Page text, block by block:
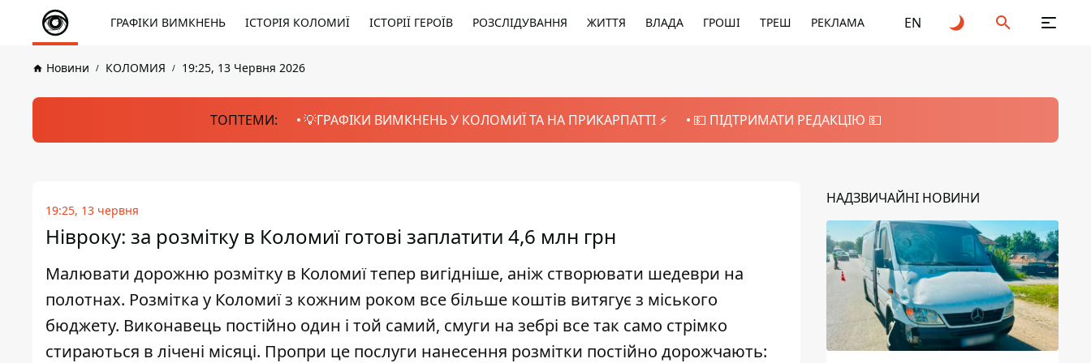
ГРАФІКИ ВИМКНЕНЬ ІСТОРІЯ КОЛОМИЇ ІСТОРІЇ ГЕРОЇВ РОЗСЛІДУВАННЯ ЖИТТЯ ВЛАДА ГРОШІ ТРЕШ РЕКЛАМА EN
Новини КОЛОМИЯ 19:25, 13 Червня 2026
ТОПТЕМИ: 💡ГРАФІКИ ВИМКНЕНЬ У КОЛОМИЇ ТА НА ПРИКАРПАТТІ ⚡️ 💵 ПІДТРИМАТИ РЕДАКЦІЮ 💵
19:25, 13 червня
Нівроку: за розмітку в Коломиї готові заплатити 4,6 млн грн
Малювати дорожню розмітку в Коломиї тепер вигідніше, аніж створювати шедеври на
полотнах. Розмітка у Коломиї з кожним роком все більше коштів витягує з міського
бюджету. Виконавець постійно один і той самий, смуги на зебрі все так само стрімко
стираються в лічені місяці. Пропри це послуги нанесення розмітки постійно дорожчають:
НАДЗВИЧАЙНІ НОВИНИ